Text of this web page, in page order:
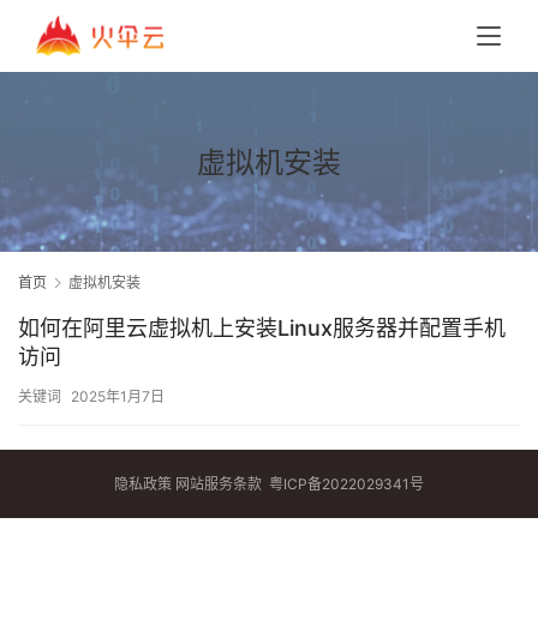
虚拟机安装
首页 虚拟机安装
如何在阿里云虚拟机上安装Linux服务器并配置手机
访问
关键词 2025年1月7日
隐私政策 网站服务条款 粤ICP备2022029341号